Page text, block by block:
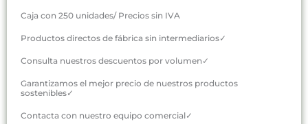
Caja con 250 unidades/ Precios sin IVA
Productos directos de fábrica sin intermediarios✓
Consulta nuestros descuentos por volumen✓
Garantizamos el mejor precio de nuestros productos
sostenibles✓
Contacta con nuestro equipo comercial✓